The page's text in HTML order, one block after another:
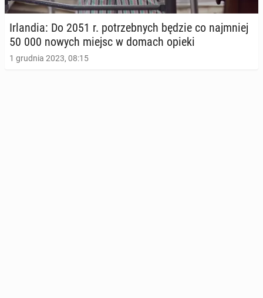
Ir­lan­dia: Do 2051 r. po­trzeb­nych będzie co naj­mniej
50 000 nowych miejsc w domach opieki
1 grudnia 2023, 08:15